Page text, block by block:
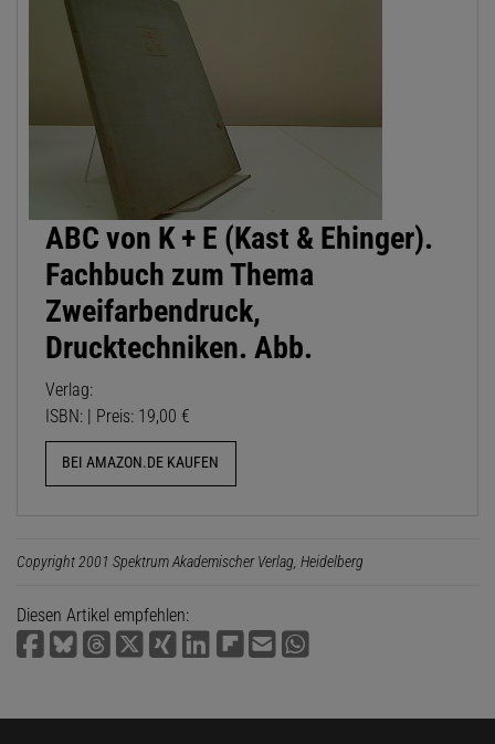
ABC von K + E (Kast & Ehinger).
Fachbuch zum Thema
Zweifarbendruck,
Drucktechniken. Abb.
Verlag:
ISBN: | Preis: 19,00 €
BEI AMAZON.DE KAUFEN
Copyright 2001 Spektrum Akademischer Verlag, Heidelberg
Diesen Artikel empfehlen: